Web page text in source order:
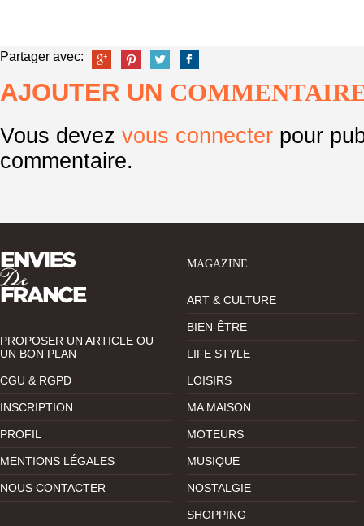
Partager avec:
AJOUTER UN
Vous devez vous connecter pour
commentaire.
PROPOSER UN ARTICLE OU
UN BON PLAN
CGU & RGPD
INSCRIPTION
PROFIL
MENTIONS LÉGALES
NOUS CONTACTER
MAGAZINE
ART & CULTURE
BIEN-ÊTRE
LIFE STYLE
LOISIRS
MA MAISON
MOTEURS
MUSIQUE
NOSTALGIE
SHOPPING